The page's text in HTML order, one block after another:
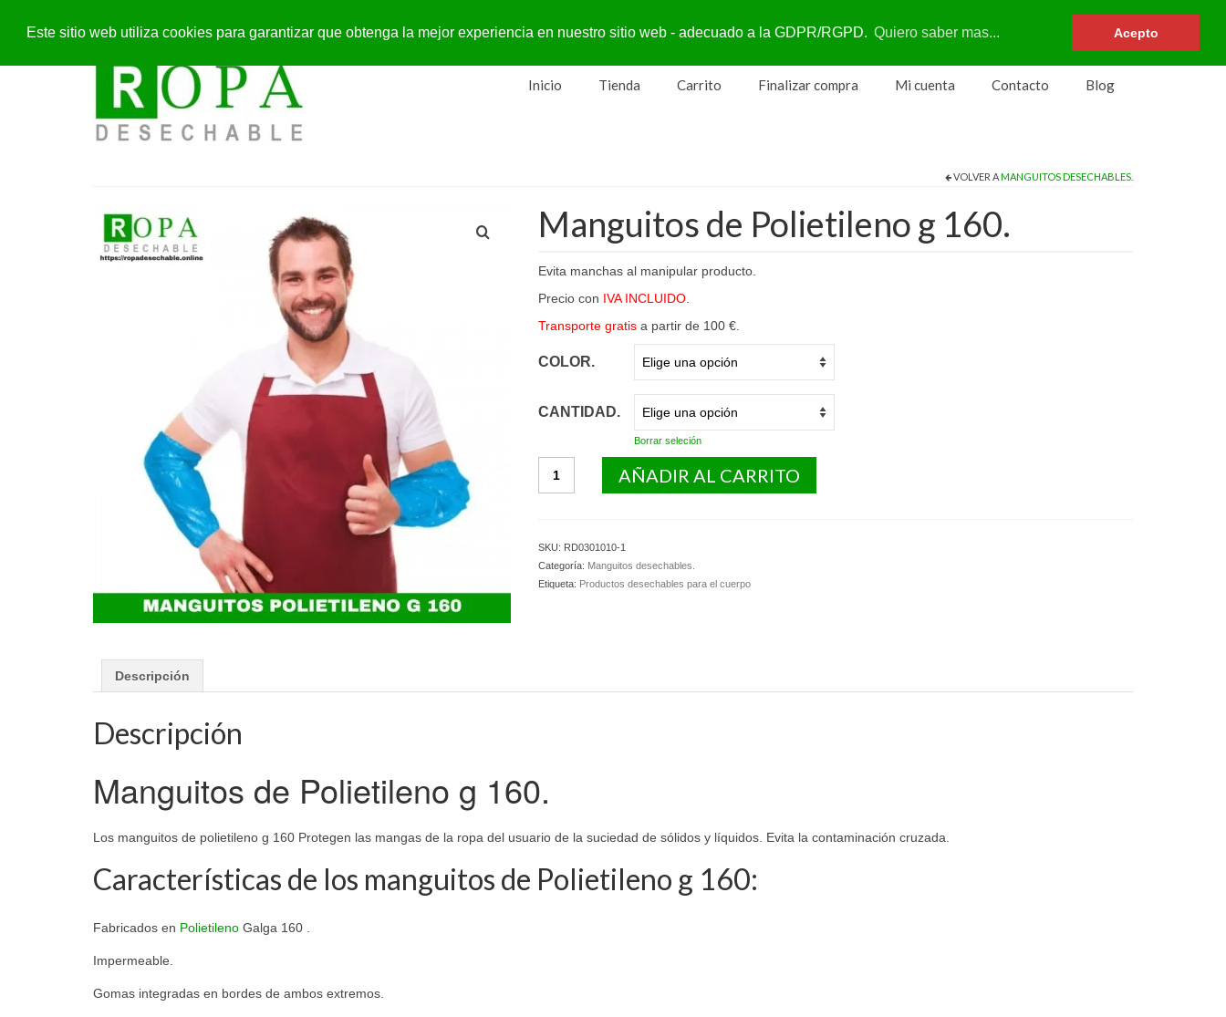
Este sitio web utiliza cookies para garantizar que obtenga la mejor experiencia en nuestro sitio web - adecuado a la GDPR/RGPD. Quiero saber mas... Acepto
Su carrito-0€
Inicio Tienda Carrito Finalizar compra Mi cuenta Contacto Blog
VOLVER AMANGUITOS DESECHABLES.
Manguitos de Polietileno g 160.
Evita manchas al manipular producto.
Precio con IVA INCLUIDO.
Transporte gratisa partir de 100 €.
COLOR.
CANTIDAD.
Borrar seleción
de
AÑADIR AL CARRITO
SKU: RD0301010-1
Categoría: Manguitos desechables.
Etiqueta: Productos desechables para el cuerpo
Descripción
Descripción
Manguitos de Polietileno g 160.
Los manguitos de polietileno g 160 Protegen las mangas de la ropa del usuario de la suciedad de sólidos y líquidos. Evita la contaminación cruzada.
Características de los manguitos de Polietileno g 160:
Fabricados en Polietileno Galga 160 .
Impermeable.
Gomas integradas en bordes de ambos extremos.